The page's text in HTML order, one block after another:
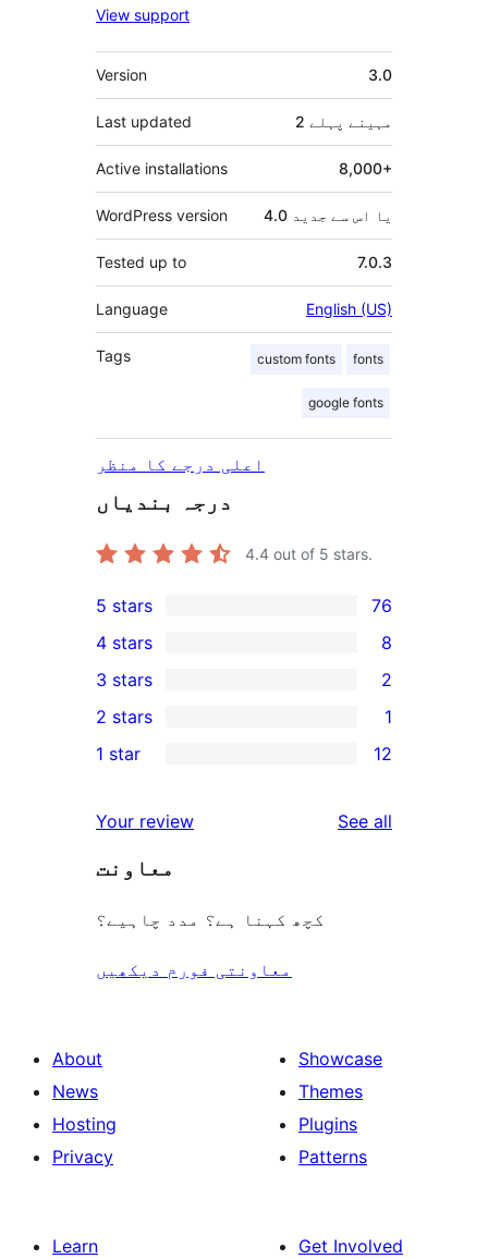
View support
میٹا
Version 3.0
Last updated 2 مہینے پہلے
Active installations 8,000+
WordPress version 4.0 یا اس سے جدید
Tested up to 7.0.3
Language English (US)
Tags custom fonts fonts
google fonts
اعلی درجے کا منظر
درجہ بندیاں
4.4 out of 5 stars.
76
5-
star
reviews
5 stars 76
4-
star
reviews
4 stars 8
2
3-
star
3 stars 2
2-
review
2 stars 1
12
star
reviews
1 star 12
Your review See all
معاونت
کچھ کہنا ہے؟ مدد چاہیے؟
معاونتی فورم دیکھیں
About
News
Hosting
Privacy
Showcase
Themes
Plugins
Patterns
Learn
Get Involved